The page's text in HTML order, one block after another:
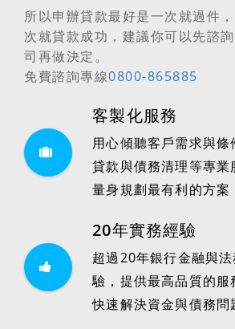
所以申辦貸款最好是一次就過件
次就貸款成功，建議你可以先諮
司再做決定。
免費諮詢專線0800-865885
客製化服務
用心傾聽客戶需求與條
貸款與債務清理等專業
量身規劃最有利的方案
20年實務經驗
超過20年銀行金融與
驗，提供最高品質的服
快速解決資金與債務問